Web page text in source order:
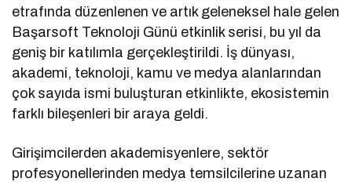
etrafında düzenlenen ve artık geleneksel hale gelen
Başarsoft Teknoloji Günü etkinlik serisi, bu yıl da
geniş bir katılımla gerçekleştirildi. İş dünyası,
akademi, teknoloji, kamu ve medya alanlarından
çok sayıda ismi buluşturan etkinlikte, ekosistemin
farklı bileşenleri bir araya geldi.
Girişimcilerden akademisyenlere, sektör
profesyonellerinden medya temsilcilerine uzanan